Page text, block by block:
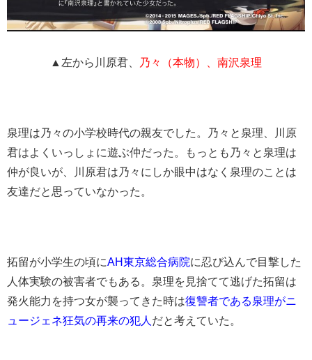
▲左から川原君、 乃々（本物）、南沢泉理
泉理は乃々の小学校時代の親友でした。乃々と泉理、川原
君はよくいっしょに遊ぶ仲だった。もっとも乃々と泉理は
仲が良いが、
川原君は乃々にしか眼中はなく 泉理のことは
友達だと思っていなかった。
拓留が小学生の頃にAH東京総合病院に忍び込んで目撃した
人体実験の被害者でもある。泉理を見捨てて逃げた拓留は
発火能力を持つ女が襲ってきた時は復讐者である泉理がニ
ュージェネ狂気の再来の犯人 だと考えていた。